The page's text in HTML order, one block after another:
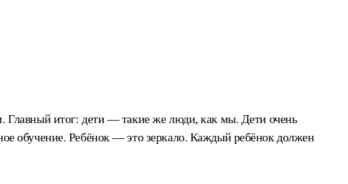
Главный итог: дети — такие же люди, как мы. Дети очень
обучение. Ребёнок — это зеркало. Каждый ребёнок должен